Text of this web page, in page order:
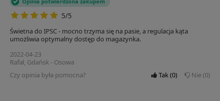
5/5
Świetna do IPSC - mocno trzyma się na pasie, a regulacja kąta
umożliwia optymalny dostęp do magazynka.
2022-04-23
Rafał, Gdańsk - Osowa
Czy opinia była pomocna?
Tak 0 Nie 0